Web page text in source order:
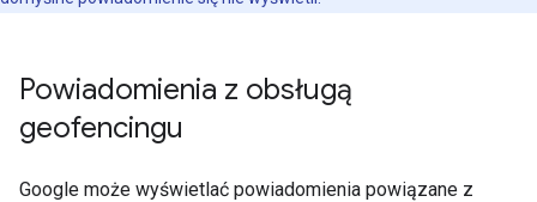
Powiadomienia z obsługą
geofencingu
Google może wyświetlać powiadomienia powiązane z